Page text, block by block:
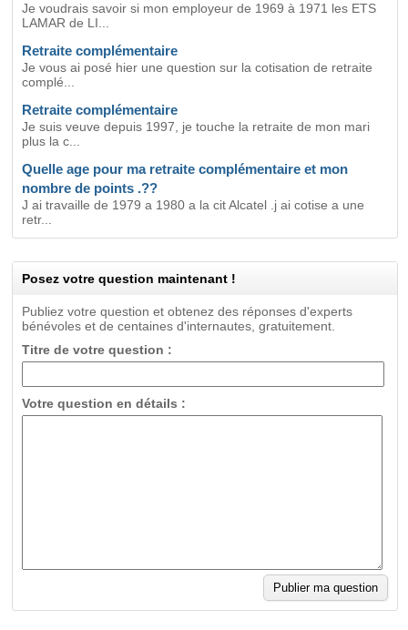
Je voudrais savoir si mon employeur de 1969 à 1971 les ETS
LAMAR de LI...
Retraite complémentaire
Je vous ai posé hier une question sur la cotisation de retraite
complé...
Retraite complémentaire
Je suis veuve depuis 1997, je touche la retraite de mon mari
plus la c...
Quelle age pour ma retraite complémentaire et mon
nombre de points .??
J ai travaille de 1979 a 1980 a la cit Alcatel .j ai cotise a une
retr...
Posez votre question maintenant !
Publiez votre question et obtenez des réponses d'experts
bénévoles et de centaines d'internautes, gratuitement.
Titre de votre question :
Votre question en détails :